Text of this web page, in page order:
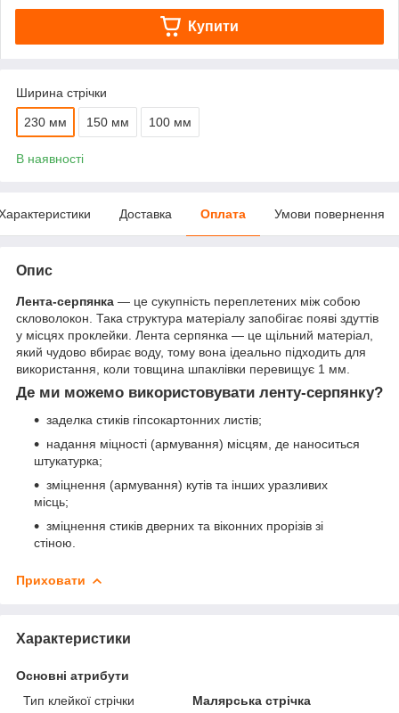
Купити
Ширина стрічки
230 мм 150 мм 100 мм
В наявності
Доставка Оплата Умови повернення
Опис
Лента-серпянка — це сукупність переплетених між собою
скловолокон. Така структура матеріалу запобігає появі здуттів
у місцях проклейки. Лента серпянка — це щільний матеріал,
який чудово вбирає воду, тому вона ідеально підходить для
використання, коли товщина шпаклівки перевищує 1 мм.
Де ми можемо використовувати ленту-серпянку?
заделка стиків гіпсокартонних листів;
надання міцності (армування) місцям, де наноситься
штукатурка;
зміцнення (армування) кутів та інших уразливих
місць;
зміцнення стиків дверних та віконних прорізів зі
стіною.
Приховати
Характеристики
Основні атрибути
Тип клейкої стрічки
Малярська стрічка